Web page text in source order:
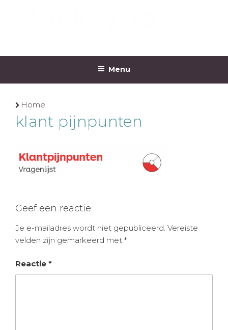
MONKEYDO
Menu
Home
klant pijnpunten
Geef een reactie
Je e-mailadres wordt niet gepubliceerd. Vereiste
velden zijn gemarkeerd met *
Reactie *